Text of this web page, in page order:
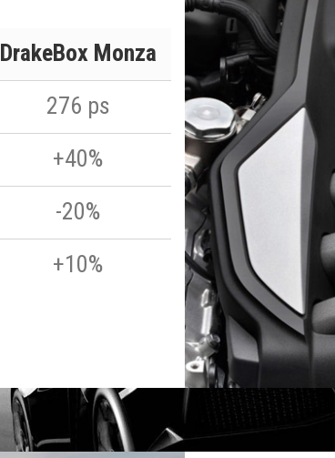
DrakeBox Monza
276 ps
+40%
-20%
+10%